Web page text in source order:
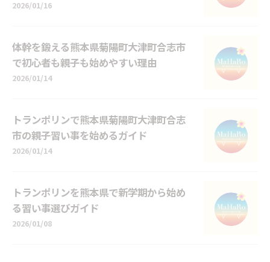
2026/01/16
体幹を鍛える熊本県菊陽町大津町合志市
で初心者も親子も始めやすい理由
2026/01/14
トランポリンで熊本県菊陽町大津町合志
市の親子習い事を始めるガイド
2026/01/14
トランポリンを熊本県で新学期から始め
る習い事選びガイド
2026/01/08